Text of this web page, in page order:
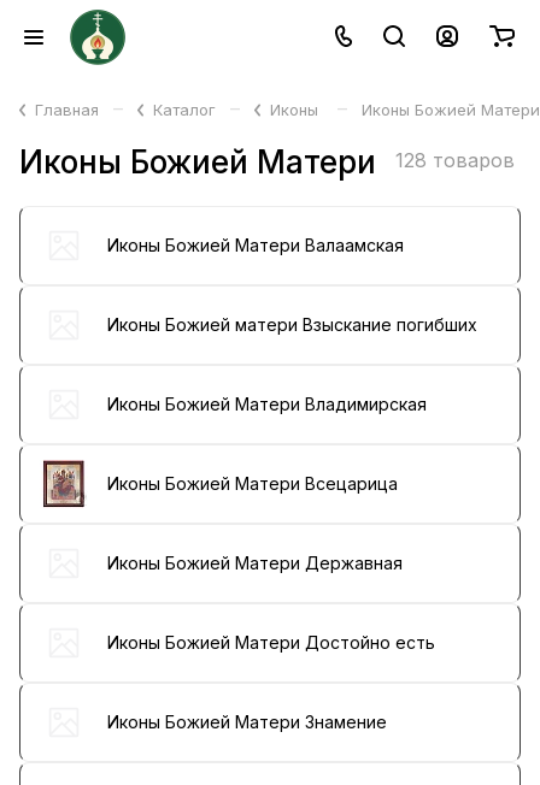
Главная – Каталог – Иконы – Иконы Божией Матери
Иконы Божией Матери 128 товаров
Иконы Божией Матери Валаамская
Иконы Божией матери Взыскание погибших
Иконы Божией Матери Владимирская
Иконы Божией Матери Всецарица
Иконы Божией Матери Державная
Иконы Божией Матери Достойно есть
Иконы Божией Матери Знамение